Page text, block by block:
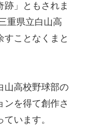
跡」ともされま
重県立白山高
すことなくまと
山高校野球部の
ンを得て創作さ
います。